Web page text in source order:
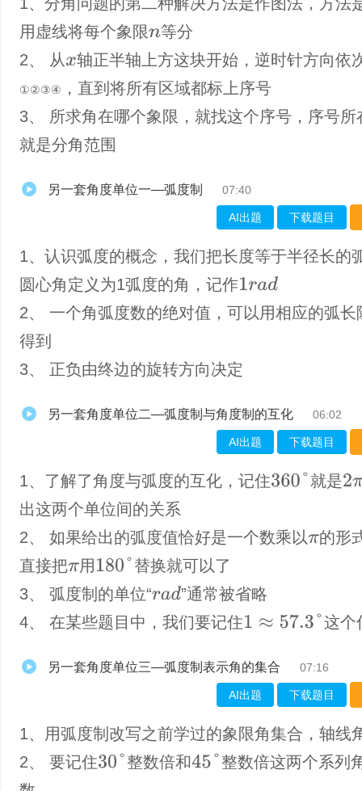
用虚线将每个象限n 等分
2、 从 x 轴正半轴上方这块开始，逆时针方向依
①②③④
①②③④
，直到将所有区域都标上序号
3、 所求角在哪个象限，就找这个序号，序号所
就是分角范围
另一套角度单位一—弧度制 07:40
AI出题 下载题目
1、认识弧度的概念，我们把长度等于半径长的
圆心角定义为1弧度的角，记作1 ad
2、 一个角弧度数的绝对值，可以用相应的弧长
得到
3、 正负由终边的旋转方向决定
另一套角度单位二—弧度制与角度制的互化 06:02
AI出题 下载题目
1、了解了角度与弧度的互化，记住360° 就是2π
出这两个单位间的关系
2、 如果给出的弧度值恰好是一个数乘以π 的形
直接把π 用 180°
替换就可以了
3、 弧度制的单位“rad
”通常被省略
4、 在某些题目中，我们要记住1 57.3 ° 这个
另一套角度单位三—弧度制表示角的集合 07:16
AI出题 下载题目
1、用弧度制改写之前学过的象限角集合，轴线
2、 要记住30° 整数倍和45°
整数倍这两个系列